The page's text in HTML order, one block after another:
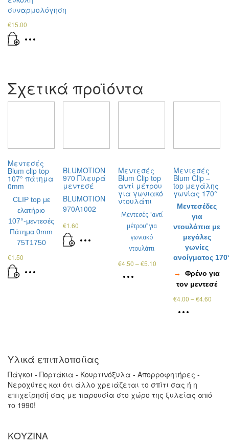
συναρμολόγηση
€15.00
Σχετικά προϊόντα
Μεντεσές
Blum clip top
107° πάτημα
0mm
CLIP top με
ελατήριο
107°-μεντεσές
Πάτημα 0mm
75T1750
€1.50
BLUMOTION
970 Πλευρά
μεντεσέ
BLUMOTION
970A1002
€1.60
Μεντεσές
Blum Clip top
αντί μέτρου
για γωνιακό
ντουλάπι
Μεντεσές “αντί
μέτρου” για
γωνιακό
ντουλάπι
€4.50 –€5.10
Μεντεσές
Blum Clip –
top μεγάλης
γωνίας 170°
Μεντεσέδες
για
ντουλάπια με
μεγάλες
γωνίες
ανοίγματος
→
Φρένο για
τον μεντεσέ
€4.00 –€4.60
Υλικά επιπλοποιϊας
Πάγκοι - Πορτάκια - Κουρτινόξυλα - Απορροφητήρες -
Νεροχύτες και ότι άλλο χρειάζεται το σπίτι σας ή η
επιχείρησή σας με παρουσία στο χώρο της ξυλείας από
το 1990!
ΚΟΥΖΙΝΑ